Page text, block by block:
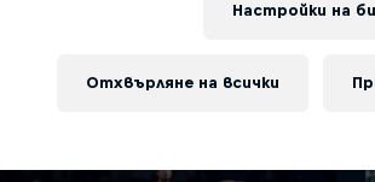
Настройки на
Отхвърляне на всички